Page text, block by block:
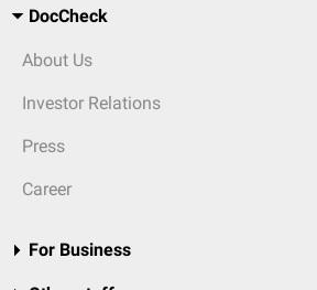
DocCheck
About Us
Investor Relations
Press
Career
For Business